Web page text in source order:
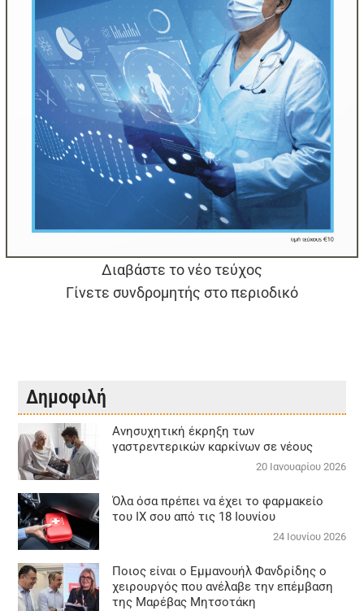
Διαβάστε το νέο τεύχος
Γίνετε συνδρομητής στο περιοδικό
Δημοφιλή
Aνησυχητική έκρηξη των
γαστρεντερικών καρκίνων σε νέους
20 Ιανουαρίου 2026
Όλα όσα πρέπει να έχει το φαρμακείο
του ΙΧ σου από τις 18 Ιουνίου
24 Ιουνίου 2026
Ποιος είναι ο Εμμανουήλ Φανδρίδης ο
χειρουργός που ανέλαβε την επέμβαση
της Μαρέβας Μητσοτάκη